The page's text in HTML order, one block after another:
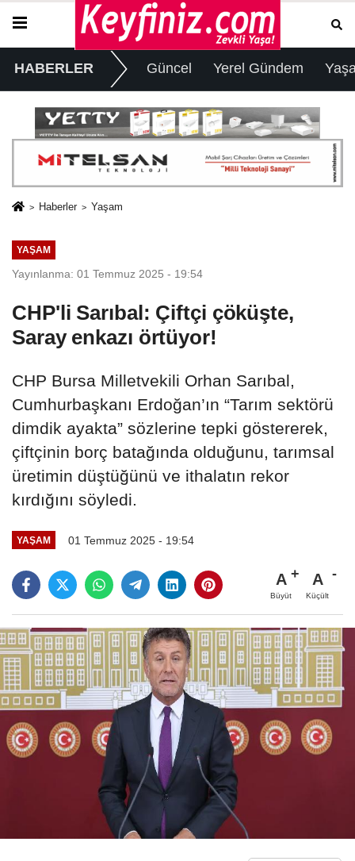
HABERLER Güncel Yerel Gündem
Haberler Yaşam
YAŞAM
Yayınlanma: 01 Temmuz 2025 - 19:54
CHP'li Sarıbal: Çiftçi çöküşte,
Saray enkazı örtüyor!
CHP Bursa Milletvekili Orhan Sarıbal,
Cumhurbaşkanı Erdoğan’ın “Tarım sektörü
dimdik ayakta” sözlerine tepki göstererek,
çiftçinin borç batağında olduğunu, tarımsal
üretimin düştüğünü ve ithalatın rekor
kırdığını söyledi.
YAŞAM 01 Temmuz 2025 - 19:54
A
Büyüt
A
Küçült